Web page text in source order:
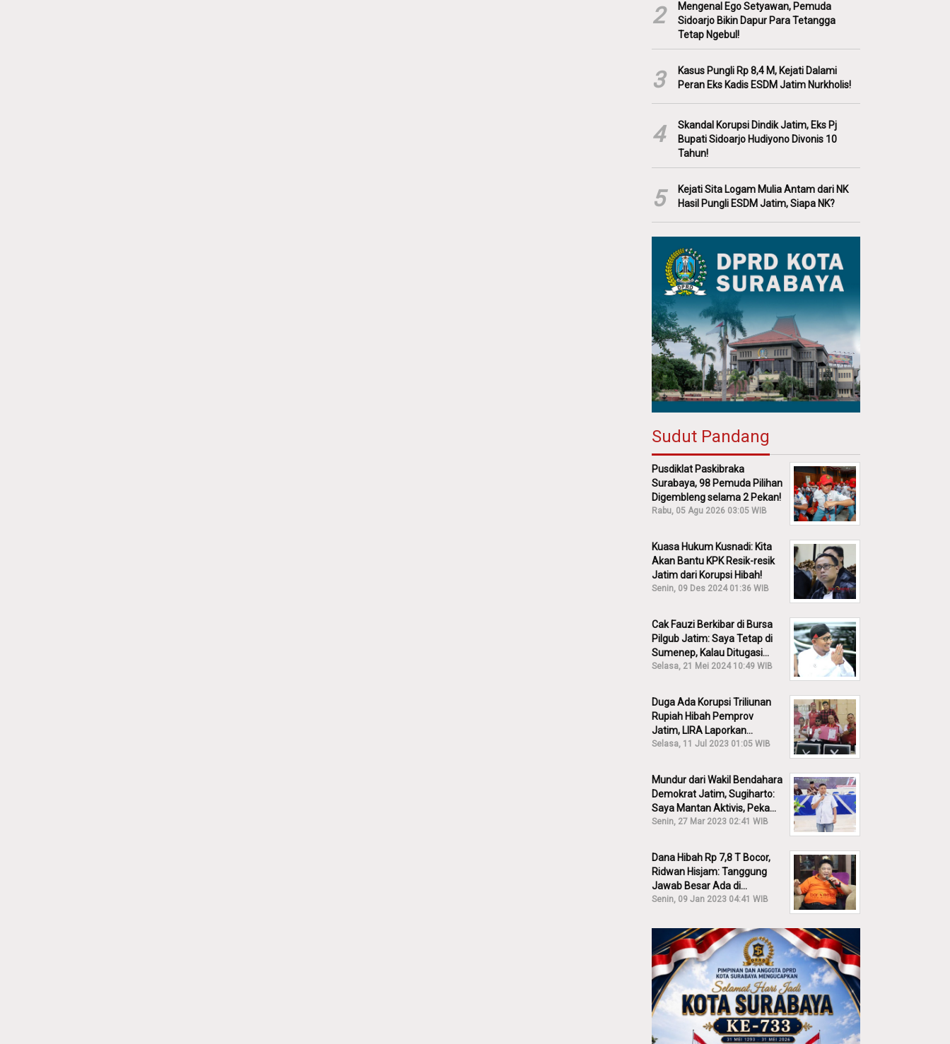
2
Mengenal Ego Setyawan, Pemuda
Sidoarjo Bikin Dapur Para Tetangga
Tetap Ngebul!
3
Kasus Pungli Rp 8,4 M, Kejati Dalami
Peran Eks Kadis ESDM Jatim Nurkholis!
4
Skandal Korupsi Dindik Jatim, Eks Pj
Bupati Sidoarjo Hudiyono Divonis 10
Tahun!
5
Kejati Sita Logam Mulia Antam dari NK
Hasil Pungli ESDM Jatim, Siapa NK?
Sudut Pandang
Pusdiklat Paskibraka
Surabaya, 98 Pemuda Pilihan
Digembleng selama 2 Pekan!
Rabu, 05 Agu 2026 03:05 WIB
Kuasa Hukum Kusnadi: Kita
Akan Bantu KPK Resik-resik
Jatim dari Korupsi Hibah!
Senin, 09 Des 2024 01:36 WIB
Cak Fauzi Berkibar di Bursa
Pilgub Jatim: Saya Tetap di
Sumenep, Kalau Ditugasi
Partai Lain Cerita!
Selasa, 21 Mei 2024 10:49 WIB
Duga Ada Korupsi Triliunan
Rupiah Hibah Pemprov
Jatim, LIRA Laporkan
Khofifah ke KPK: Dia Harus
Selasa, 11 Jul 2023 01:05 WIB
Mundur dari Wakil Bendahara
Demokrat Jatim, Sugiharto:
Saya Mantan Aktivis, Peka
Sekali Kalau Ada yang
Senin, 27 Mar 2023 02:41 WIB
Dana Hibah Rp 7,8 T Bocor,
Ridwan Hisjam: Tanggung
Jawab Besar Ada di
Pemprov, Bukan DPRD Jatim!
Senin, 09 Jan 2023 04:41 WIB